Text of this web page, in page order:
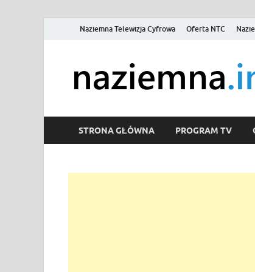
Naziemna Telewizja Cyfrowa Oferta NTC
STRONA GŁÓWNA PROGRAM TV